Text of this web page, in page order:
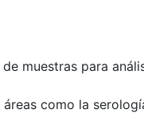
muestras para
como la